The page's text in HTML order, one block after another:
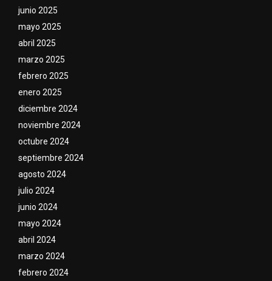
junio 2025
mayo 2025
abril 2025
marzo 2025
febrero 2025
enero 2025
diciembre 2024
noviembre 2024
octubre 2024
septiembre 2024
agosto 2024
julio 2024
junio 2024
mayo 2024
abril 2024
marzo 2024
febrero 2024